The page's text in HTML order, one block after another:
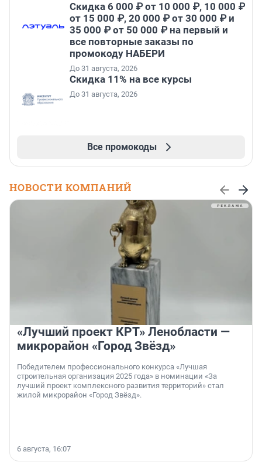
Скидка 6 000 ₽ от 10 000 ₽, 10 000 ₽
от 15 000 ₽, 20 000 ₽ от 30 000 ₽ и
35 000 ₽ от 50 000 ₽ на первый и
все повторные заказы по
промокоду НАБЕРИ
До 31 августа, 2026
Скидка 11% на все курсы
До 31 августа, 2026
Все промокоды
НОВОСТИ КОМПАНИЙ
«Лучший проект КРТ» Ленобласти —
микрорайон «Город Звёзд»
Победителем профессионального конкурса «Лучшая
строительная организация 2025 года» в номинации «За
лучший проект комплексного развития территорий» стал
жилой микрорайон «Город Звёзд».
6 августа, 16:07